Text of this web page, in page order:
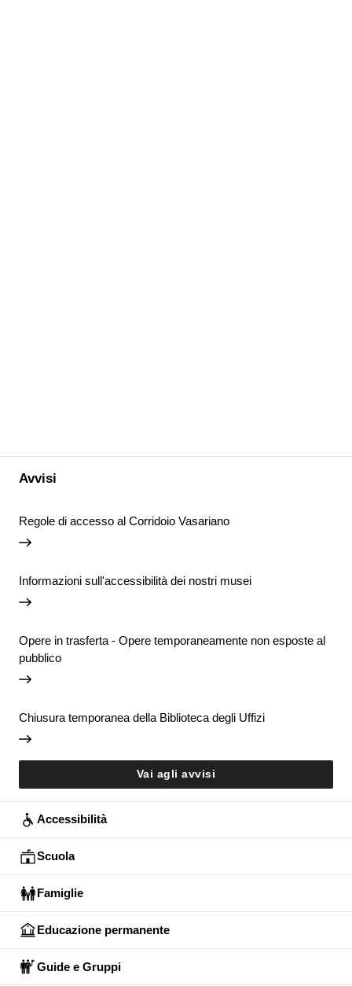
Avvisi
Regole di accesso al Corridoio Vasariano
Informazioni sull'accessibilità dei nostri musei
Opere in trasferta - Opere temporaneamente non esposte al
pubblico
Chiusura temporanea della Biblioteca degli Uffizi
Vai agli avvisi
Accessibilità
Scuola
Famiglie
Educazione permanente
Guide e Gruppi